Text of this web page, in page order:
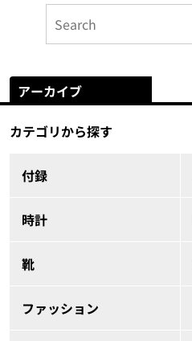
アーカイブ
カテゴリから探す
付録
時計
靴
ファッション